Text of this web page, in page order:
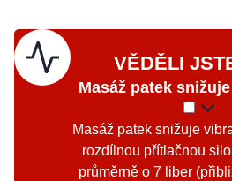
VĚDĚLI
Masáž patek
Masáž patek snižuje
rozdílnou přítlačnou
průměrně o 7 liber